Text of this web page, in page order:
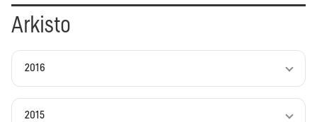
Arkisto
2016
2015